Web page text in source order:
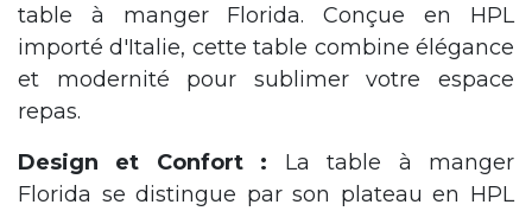
table à manger Florida. Conçue en HPL
importé d'Italie, cette table combine élégance
et modernité pour sublimer votre espace
repas.
Design et Confort : La table à manger
Florida se distingue par son plateau en HPL